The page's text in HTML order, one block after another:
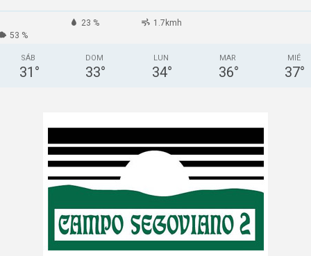
23 %
1.7kmh
53 %
SÁB
31 °
DOM
33°
LUN
34°
MAR
36°
MIÉ
37°